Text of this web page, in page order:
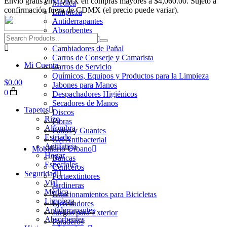
Médica
Limpieza
Antiderrapantes
Absorbentes
Higiene y Limpieza
Cambiadores de Pañal
Carros de Conserje y Camarista
Carros de Servicio
Químicos, Equipos y Productos para la Limpieza
Jabones para Manos
Despachadores Higiénicos
Secadores de Manos
Discos
Fibras
Paños y Guantes
Gel Antibacterial
Mobiliario Urbano
Bancas
Ceniceros
Portaextintores
Jardineras
Estacionamientos para Bicicletas
Ejercitadores
Juegos para Exterior
Paraderos
confirmación fuera de CDMX (el precio puede variar).
Mi Cuenta
$0.00
0
Tapetes
Rizo
Alfombra
Estriado
Antifatiga
Hogar
Especiales
Seguridad
Vial
Médica
Limpieza
Antiderrapantes
Absorbentes